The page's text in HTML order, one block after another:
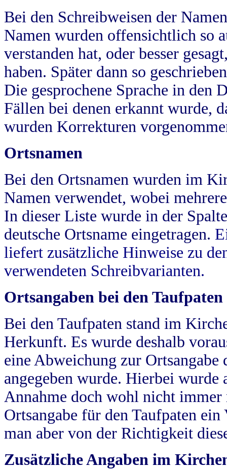
Bei den Schreibweisen der
Namen wurden offensichtlich so
verstanden hat, oder besser
haben. Später dann so
Die gesprochene Sprache in
Fällen bei denen erkannt wurde,
wurden Korrekturen
Ortsnamen
Bei den Ortsnamen wurden im
Namen verwendet, wobei
In dieser Liste wurde in der
deutsche Ortsname eingetragen.
liefert zusätzliche Hinweise zu
verwendeten Schreibvarianten.
Ortsangaben bei den Taufpaten
Bei den Taufpaten stand im
Herkunft. Es wurde deshalb
eine Abweichung zur
angegeben wurde. Hierbei wurde
Annahme doch wohl nicht
Ortsangabe für den Taufpaten
man aber von der Richtigkeit
Zusätzliche Angaben im